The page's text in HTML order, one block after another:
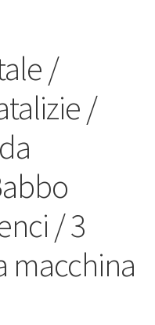
/
/
/ 3
macchina